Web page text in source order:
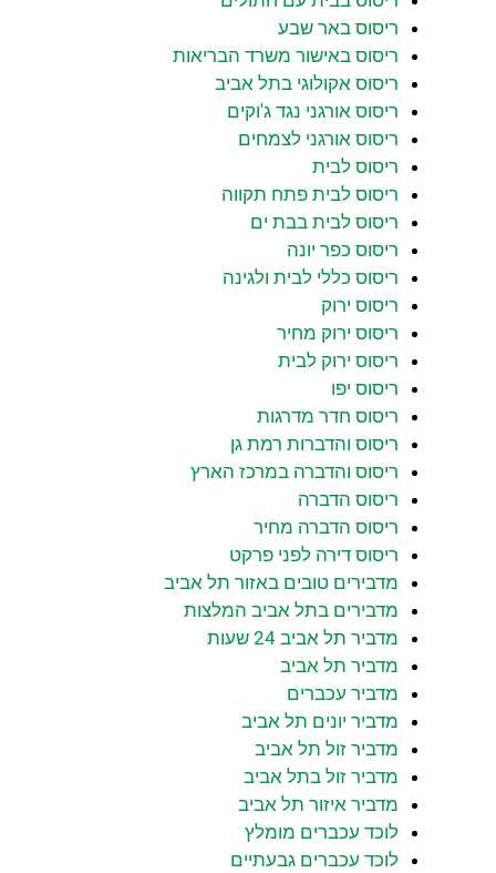
ריסוס באר שבע
ריסוס באישור משרד הבריאות
ריסוס אקולוגי בתל אביב
ריסוס אורגני נגד ג'וקים
ריסוס אורגני לצמחים
ריסוס לבית
ריסוס לבית פתח תקווה
ריסוס לבית בבת ים
ריסוס כפר יונה
ריסוס כללי לבית ולגינה
ריסוס ירוק
ריסוס ירוק מחיר
ריסוס ירוק לבית
ריסוס יפו
ריסוס חדר מדרגות
ריסוס והדברות רמת גן
ריסוס והדברה במרכז הארץ
ריסוס הדברה
ריסוס הדברה מחיר
ריסוס דירה לפני פרקט
מדבירים טובים באזור תל אביב
מדבירים בתל אביב המלצות
מדביר תל אביב 24 שעות
מדביר תל אביב
מדביר עכברים
מדביר יונים תל אביב
מדביר זול תל אביב
מדביר זול בתל אביב
מדביר איזור תל אביב
לוכד עכברים מומלץ
לוכד עכברים גבעתיים